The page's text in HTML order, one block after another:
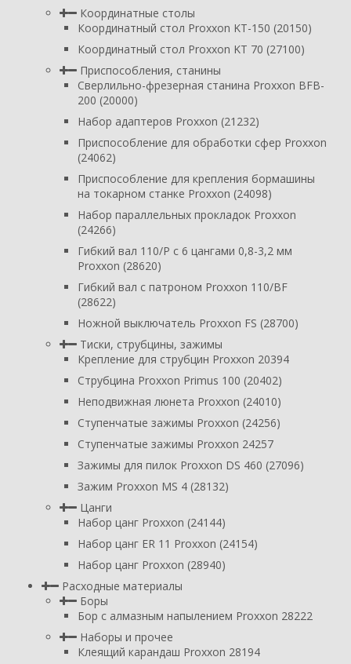
Координатные столы
Координатный стол Proxxon KT-150 (20150)
Координатный стол Proxxon KT 70 (27100)
Приспособления, станины
Сверлильно-фрезерная станина Proxxon BFB-
200 (20000)
Набор адаптеров Proxxon (21232)
Приспособление для обработки сфер Proxxon
(24062)
Приспособление для крепления бормашины
на токарном станке Proxxon (24098)
Набор параллельных прокладок Proxxon
(24266)
Гибкий вал 110/P с 6 цангами 0,8-3,2 мм
Proxxon (28620)
Гибкий вал с патроном Proxxon 110/BF
(28622)
Ножной выключатель Proxxon FS (28700)
Тиски, струбцины, зажимы
Крепление для струбцин Proxxon 20394
Струбцина Proxxon Primus 100 (20402)
Неподвижная люнета Proxxon (24010)
Ступенчатые зажимы Proxxon (24256)
Ступенчатые зажимы Proxxon 24257
Зажимы для пилок Proxxon DS 460 (27096)
Зажим Proxxon MS 4 (28132)
Цанги
Набор цанг Proxxon (24144)
Набор цанг ER 11 Proxxon (24154)
Набор цанг Proxxon (28940)
Расходные материалы
Боры
Бор с алмазным напылением Proxxon 28222
Наборы и прочее
Клеящий карандаш Proxxon 28194